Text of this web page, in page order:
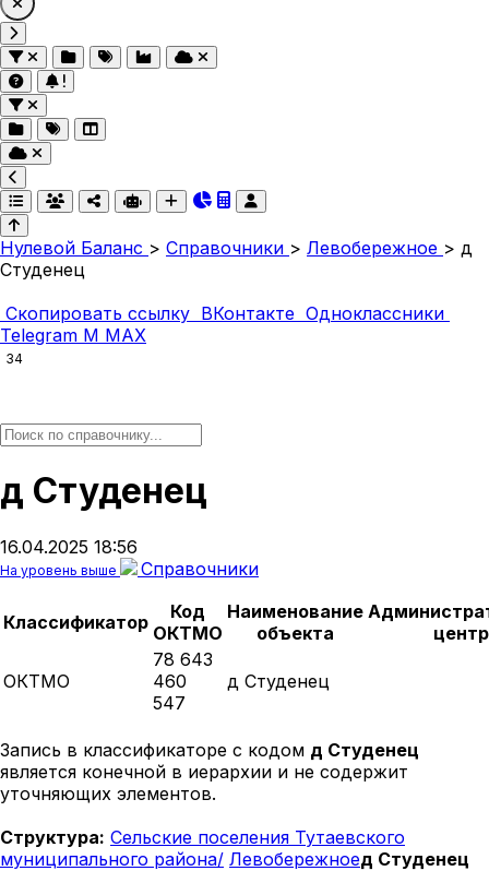
Нулевой Баланс > Справочники > Левобережное > д
Студенец
Скопировать ссылку ВКонтакте Одноклассники
Telegram M MAX
34
д Студенец
16.04.2025 18:56
На уровень выше Справочники
Классификатор
Код
ОКТМО
Наименование
объекта
центр
ОКТМО
78 643
460
547
д Студенец
Запись в классификаторе с кодом д Студенец
является конечной в иерархии и не содержит
уточняющих элементов.
Структура: Сельские поселения Тутаевского
муниципального района/ Левобережноед Студенец